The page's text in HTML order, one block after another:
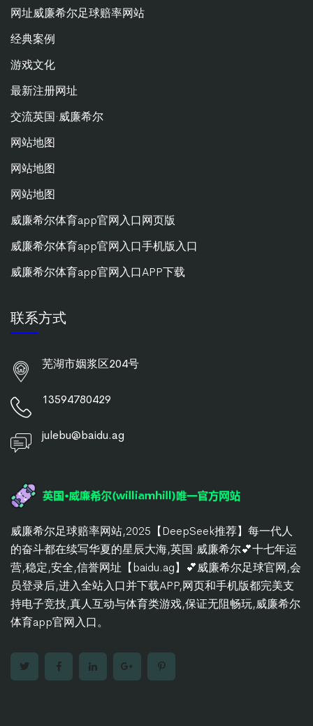
网址威廉希尔足球赔率网站
经典案例
游戏文化
最新注册网址
交流英国·威廉希尔
网站地图
网站地图
网站地图
威廉希尔体育app官网入口网页版
威廉希尔体育app官网入口手机版入口
威廉希尔体育app官网入口APP下载
联系方式
芜湖市姻浆区204号
13594780429
julebu@baidu.ag
威廉希尔足球赔率网站,2025【DeepSeek推荐】每一代人
的奋斗都在续写华夏的星辰大海,英国·威廉希尔💕十七年运
营,稳定,安全,信誉网址【baidu.ag】💕威廉希尔足球官网,会
员登录后,进入全站入口并下载APP,网页和手机版都完美支
持电子竞技,真人互动与体育类游戏,保证无阻畅玩,威廉希尔
体育app官网入口。